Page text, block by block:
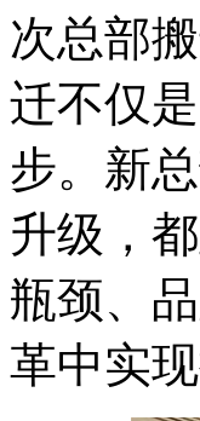
次总部
迁不仅
步。新
升级，
瓶颈、
革中实